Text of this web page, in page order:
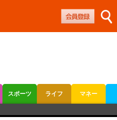
スポーツ ライフ マネー